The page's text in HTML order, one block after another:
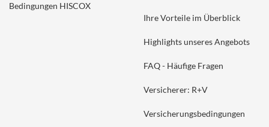
Bedingungen HISCOX
Ihre Vorteile im Überblick
Highlights unseres Angebots
FAQ - Häufige Fragen
Versicherer: R+V
Versicherungsbedingungen